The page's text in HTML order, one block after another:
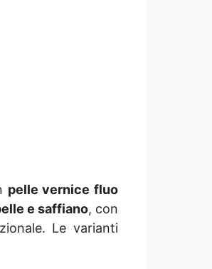
pelle vernice fluo
e saffiano, con
Le varianti